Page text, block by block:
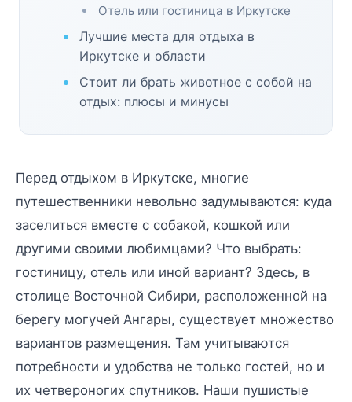
Отель или гостиница в Иркутске
Лучшие места для отдыха в
Иркутске и области
Стоит ли брать животное с собой на
отдых: плюсы и минусы
Перед отдыхом в Иркутске, многие
путешественники невольно задумываются: куда
заселиться вместе с собакой, кошкой или
другими своими любимцами? Что выбрать:
гостиницу, отель или иной вариант? Здесь, в
столице Восточной Сибири, расположенной на
берегу могучей Ангары, существует множество
вариантов размещения. Там учитываются
потребности и удобства не только гостей, но и
их четвероногих спутников. Наши пушистые